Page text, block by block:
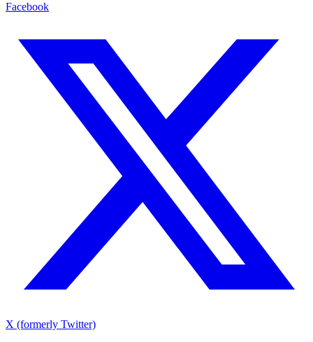
Facebook
X (formerly Twitter)